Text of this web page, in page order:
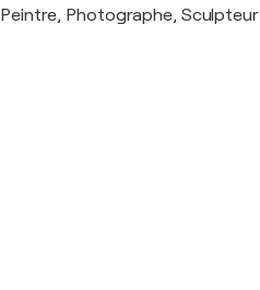
Peintre, Photographe, Sculpteur